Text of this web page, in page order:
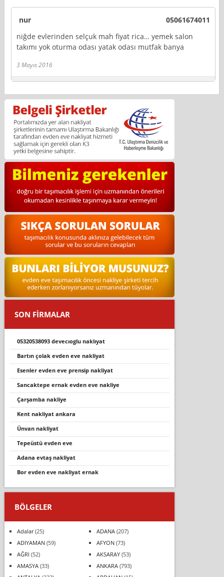
nur
05061674011
niğde evlerinden selçuk mah fiyat rica… yemek salon
takımı yok oturma odası yatak odası mutfak banya
3 Mayıs 2016
SON FİRMALAR
05320538093 devecioglu nakliyat
bartın çolak evden eve nakliyat
esenler evden eve prensip nakliyat
sancaktepe ernak evden eve nakliye
çarşamba nakli̇ye
kent nakliyat ankara
ünvan nakliyat
tepeüstü evden eve
adana evtaş nakliyat
bor evden eve nakliyat ernak
BÖLGELER
Adalar(25) ADANA(207)
ADIYAMAN(59) AFYON(73)
AĞRI (52) AKSARAY(53)
AMASYA(33) ANKARA(793)